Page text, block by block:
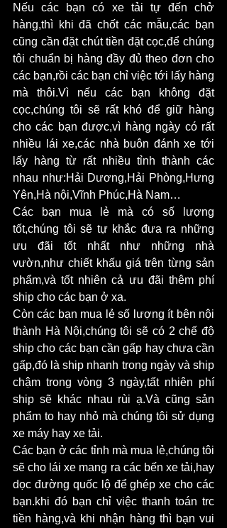
Nếu các bạn có xe tải tự đến chở
hàng,thì khi đã chốt các mẫu,các bạn
cũng cần đặt chút tiền đặt cọc,để chúng
tôi chuẩn bị hàng đầy đủ theo đơn cho
các bạn,rồi các bạn chỉ việc tới lấy hàng
mà thôi.Vì nếu các bạn không đặt
cọc,chúng tôi sẽ rất khó để giữ hàng
cho các bạn được,vì hàng ngày có rất
nhiều lái xe,các nhà buôn đánh xe tới
lấy hàng từ rất nhiều tỉnh thành các
nhau như:Hải Dương,Hải Phòng,Hưng
Yên,Hà nội,Vĩnh Phúc,Hà Nam…
Các bạn mua lẻ mà có số lượng
tốt,chúng tôi sẽ tự khắc đưa ra những
ưu đãi tốt nhất như những nhà
vườn,như chiết khấu giá trên từng sản
phẩm,và tốt nhiên cả ưu đãi thêm phí
ship cho các bạn ở xa.
Còn các bạn mua lẻ số lượng ít bên nội
thành Hà Nội,chúng tôi sẽ có 2 chế độ
ship cho các bạn cần gấp hay chưa cần
gấp,đó là ship nhanh trong ngày và ship
chậm trong vòng 3 ngày,tất nhiên phí
ship sẽ khác nhau rùi ạ.Và cũng sản
phẩm to hay nhỏ mà chúng tôi sử dụng
xe máy hay xe tải.
Các bạn ở các tỉnh mà mua lẻ,chúng tôi
sẽ cho lái xe mang ra các bến xe tải,hay
dọc đường quốc lộ để ghép xe cho các
bạn.khi đó bạn chỉ việc thanh toán trc
tiền hàng,và khi nhận hàng thì bạn vui